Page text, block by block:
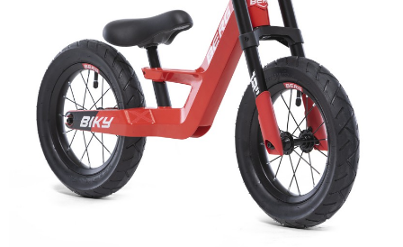
La BERG Biky è una bicicletta senza pedali per bambini dai 2
ai 5 anni. Con il suo design sorprendente e la forcella
anteriore a doppio ponte, la BERG Biky ha un look
accattivante e cool. La bicicletta è fatta di magnesio leggero.
Ha un limitatore dell'angolo di sterzata, una sella regolabile e
comodi pneumatici.
La Bike City ha tutto ciò che ti aspetteresti da una bici senza
pedali. Oltre a tanti extra. Dei cerchi standard fantastici da 12